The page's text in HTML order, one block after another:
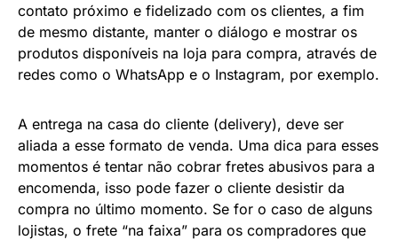
contato próximo e fidelizado com os clientes, a fim
de mesmo distante, manter o diálogo e mostrar os
produtos disponíveis na loja para compra, através de
redes como o WhatsApp e o Instagram, por exemplo.
A entrega na casa do cliente (delivery), deve ser
aliada a esse formato de venda. Uma dica para esses
momentos é tentar não cobrar fretes abusivos para a
encomenda, isso pode fazer o cliente desistir da
compra no último momento. Se for o caso de alguns
lojistas, o frete “na faixa” para os compradores que